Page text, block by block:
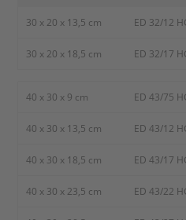
30 x 20 x 13,5 cm ED 32/12
30 x 20 x 18,5 cm ED 32/17
40 x 30 x 9 cm ED 43/75
40 x 30 x 13,5 cm ED 43/12
40 x 30 x 18,5 cm ED 43/17
40 x 30 x 23,5 cm ED 43/22